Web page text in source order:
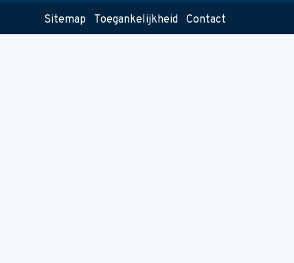
Sitemap Toegankelijkheid Contact